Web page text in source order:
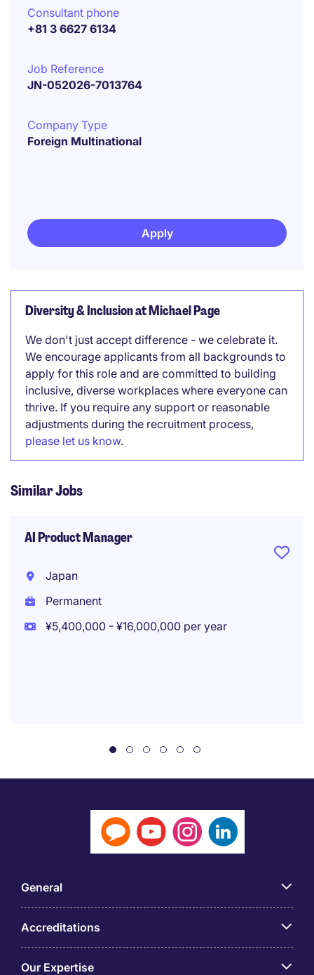
Consultant phone
+81 3 6627 6134
Job Reference
JN-052026-7013764
Company Type
Foreign Multinational
Apply
Diversity & Inclusion at Michael Page
We don't just accept difference - we celebrate it.
We encourage applicants from all backgrounds to
apply for this role and are committed to building
inclusive, diverse workplaces where everyone can
thrive. If you require any support or reasonable
adjustments during the recruitment process,
please let us know.
Similar Jobs
AI Product Manager
Japan
Permanent
¥5,400,000 - ¥16,000,000 per year
General
Accreditations
Our Expertise